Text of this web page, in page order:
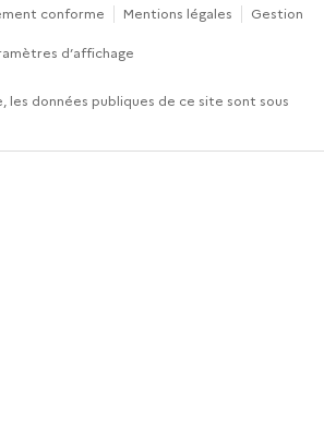
conforme Mentions légales Gestion
d’affichage
les données publiques de ce site sont sous